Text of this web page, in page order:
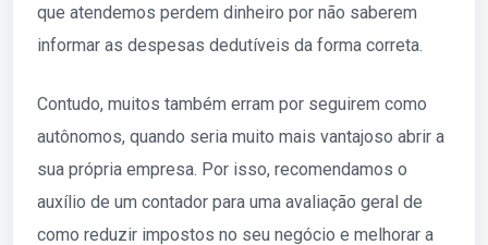
que atendemos perdem dinheiro por não saberem
informar as despesas dedutíveis da forma correta.
Contudo, muitos também erram por seguirem como
autônomos, quando seria muito mais vantajoso abrir a
sua própria empresa. Por isso, recomendamos o
auxílio de um contador para uma avaliação geral de
como reduzir impostos no seu negócio e melhorar a